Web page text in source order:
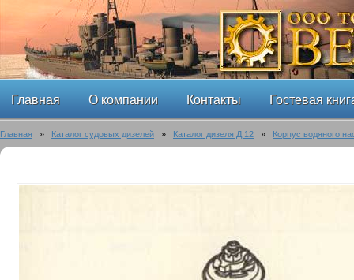
Главная О компании Контакты Гостевая
Главная » Каталог судовых дизелей » Каталог дизеля Д 12 » Корпус водяного